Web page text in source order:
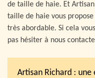
de taille de haie. Et
taille de haie vous
très abordable. Si cela
pas hésiter à nous
Artisan Richard :